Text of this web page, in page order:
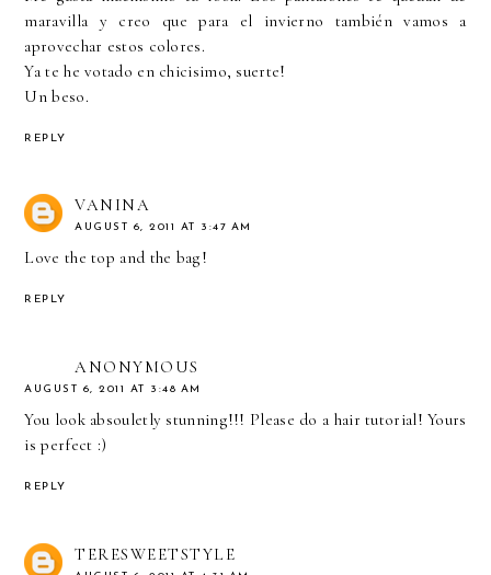
maravilla y creo que para el invierno también vamos a
aprovechar estos colores.
Ya te he votado en chicisimo, suerte!
Un beso.
REPLY
VANINA
AUGUST 6, 2011 AT 3:47 AM
Love the top and the bag!
REPLY
ANONYMOUS
AUGUST 6, 2011 AT 3:48 AM
You look absouletly stunning!!! Please do a hair tutorial! Yours
is perfect :)
REPLY
TERESWEETSTYLE